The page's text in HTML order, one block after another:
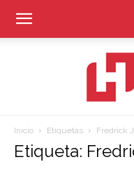
Inicio Etiquetas Fredrick
Etiqueta: